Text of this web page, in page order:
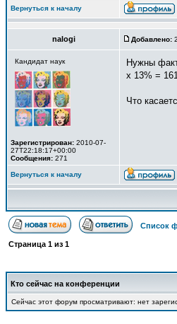
Вернуться к началу
nalogi Добавлено:
Кандидат наук
Зарегистрирован: 2010-07-
27T22:18:17+00:00
Сообщения: 271
Нужны
х 13% =
Что
Вернуться к началу
Список
Страница 1 из 1
Кто сейчас на конференции
Сейчас этот форум просматривают: нет